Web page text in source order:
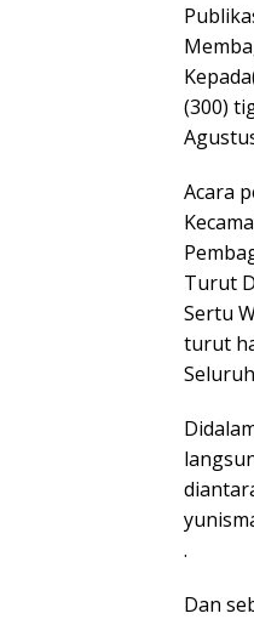
(300)
Acara
Turut
Sertu
turut
.
Dan